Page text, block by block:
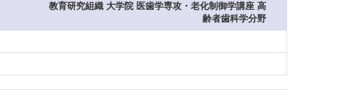
教育研究組織 大学院 医歯学専攻・老化制御学講座 高
齢者歯科学分野